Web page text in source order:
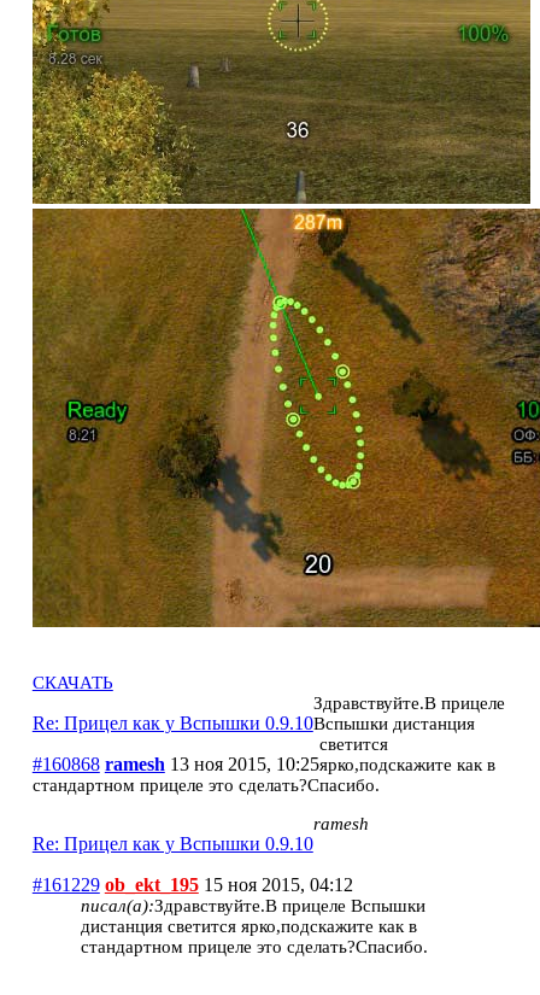
СКАЧАТЬ
Re: Прицел как у Вспышки 0.9.10
#160868 ramesh 13 ноя 2015, 10:25
Здравствуйте.В прицеле
Вспышки дистанция
светится
ярко,подскажите как в
стандартном прицеле это сделать?Спасибо.
Re: Прицел как у Вспышки 0.9.10
#161229 ob_ekt_195 15 ноя 2015, 04:12
ramesh
писал(а):Здравствуйте.В прицеле Вспышки
дистанция светится ярко,подскажите как в
стандартном прицеле это сделать?Спасибо.